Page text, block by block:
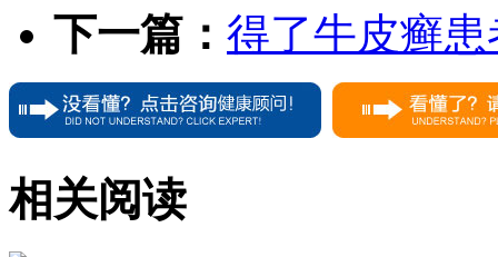
下一篇： 得了牛皮癣
相关阅读